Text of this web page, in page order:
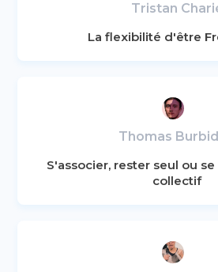
Tristan
La flexibilité d'être
Thomas
S'associer, rester seul ou
collectif